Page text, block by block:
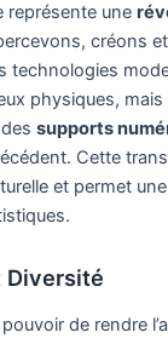
représente une
créons
technologies
physiques, mais
dessupports
Cette
et permet
de rendre